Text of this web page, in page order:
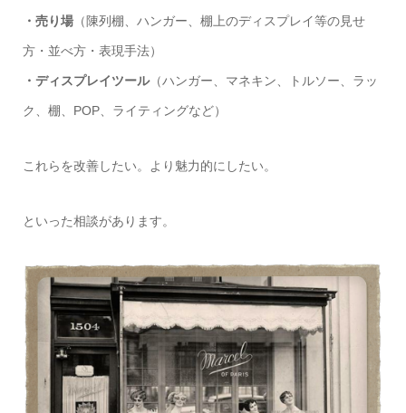
・売り場（陳列棚、ハンガー、棚上のディスプレイ等の見せ
方・並べ方・表現手法）
・ディスプレイツール（ハンガー、マネキン、トルソー、ラッ
ク、棚、POP、ライティングなど）
これらを改善したい。より魅力的にしたい。
といった相談があります。